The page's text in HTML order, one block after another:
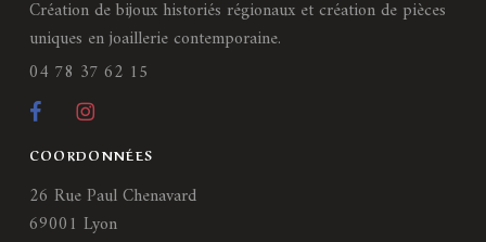
Création de bijoux historiés régionaux et création de pièces
uniques en joaillerie contemporaine.
04 78 37 62 15
COORDONNÉES
26 Rue Paul Chenavard
69001 Lyon